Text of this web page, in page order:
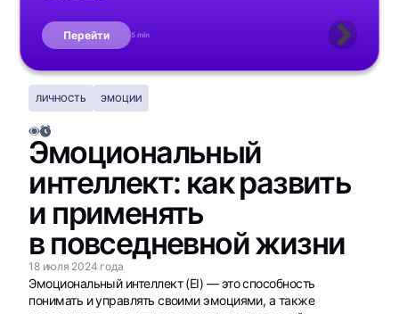
Перейти 5 min
ЛИЧНОСТЬ ЭМОЦИИ
Эмоциональный
интеллект: как развить
и применять
в повседневной жизни
18 июля 2024 года
Эмоциональный интеллект (EI) — это способность
понимать и управлять своими эмоциями, а также